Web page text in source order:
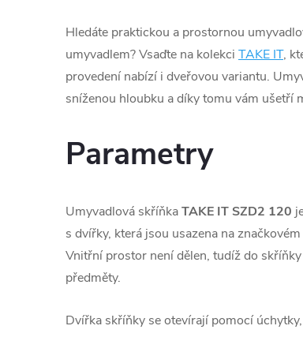
Hledáte praktickou a prostornou
umyvadlem? Vsaďte na kolekci TAKE IT,
provedení nabízí i dveřovou variantu.
sníženou hloubku a díky tomu vám ušetří
Parametry
Umyvadlová skříňkaTAKE IT SZD2 120
s dvířky, která jsou usazena na
Vnitřní prostor není dělen, tudíž do
předměty.
Dvířka skříňky se otevírají pomocí